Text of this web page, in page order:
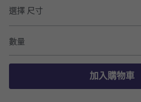
選擇 尺寸
數量
加入購物車